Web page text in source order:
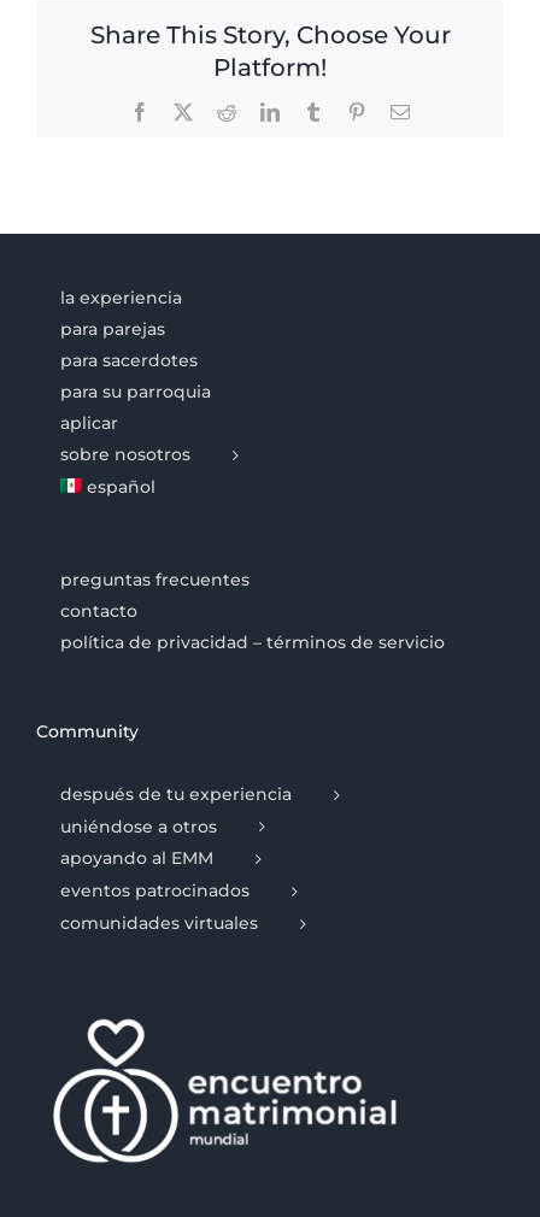
Share This Story, Choose Your
Platform!
Facebook RedditLinkedInTumblr PinterestEmail
la experiencia
para parejas
para sacerdotes
para su parroquia
aplicar
sobre nosotros
español
preguntas frecuentes
contacto
política de privacidad – términos de servicio
Community
después de tu experiencia
uniéndose a otros
apoyando al EMM
eventos patrocinados
comunidades virtuales